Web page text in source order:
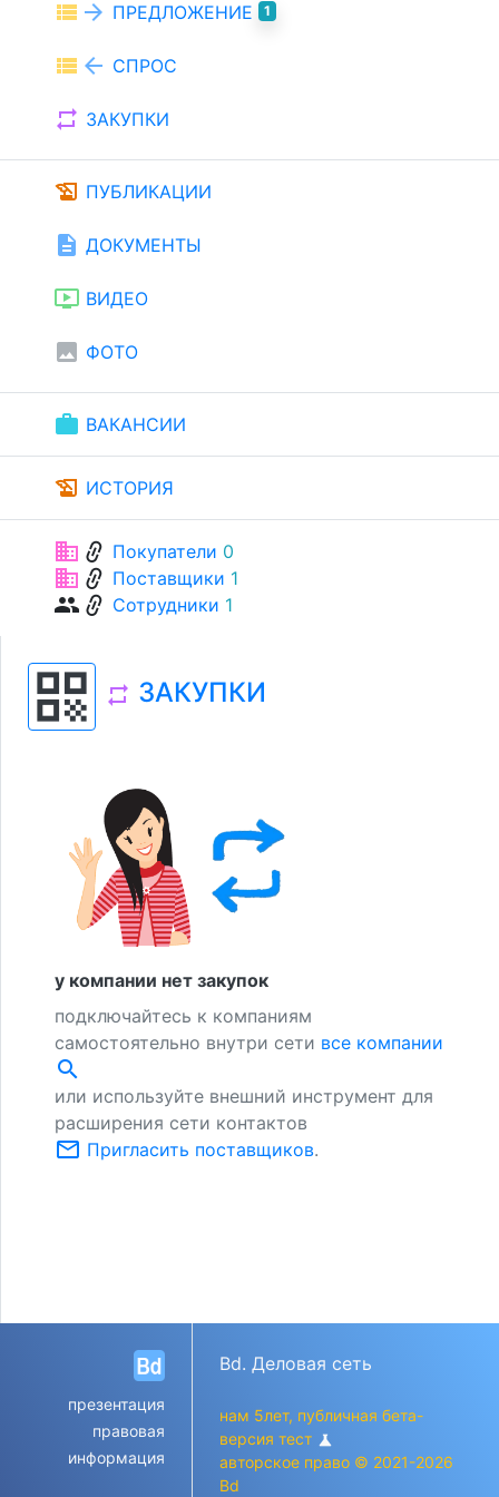
view_list arrow_forward ПРЕДЛОЖЕНИЕ 1
view_list arrow_back СПРОС
repeat ЗАКУПКИ
history_edu ПУБЛИКАЦИИ
description ДОКУМЕНТЫ
ondemand_video ВИДЕО
image ФОТО
work ВАКАНСИИ
history_edu ИСТОРИЯ
businesslink Покупатели 0
businesslink Поставщики 1
grouplink Сотрудники 1
qr_code repeat ЗАКУПКИ
у компании нет закупок
подключайтесь к компаниям
самостоятельно внутри сети все компании
search
или используйте внешний инструмент для
расширения сети контактов
mail_outline Пригласить поставщиков.
презентация
правовая
информация
Bd. Деловая сеть
нам 5лет, публичная бета-
версия тест science
авторское право © 2021-2026
Bd